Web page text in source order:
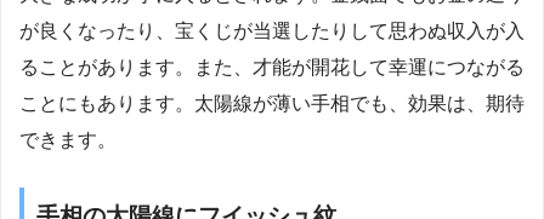
が良くなったり、宝くじが当選したりして思わぬ収入が入
ることがあります。また、才能が開花して幸運につながる
ことにもあります。太陽線が薄い手相でも、効果は、期待
できます。